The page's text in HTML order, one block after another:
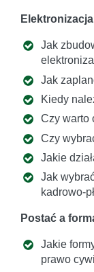
Jak
Jak
Kiedy
Czy warto
Czy
Jakie
Jak
kadrowo-
Postać a
Jakie
prawo